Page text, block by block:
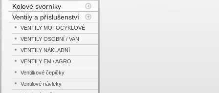
Kolové svorníky
Ventily a příslušenství
VENTILY MOTOCYKLOVÉ
VENTILY OSOBNÍ / VAN
VENTILY NÁKLADNÍ
VENTILY EM / AGRO
Ventilkové čepičky
Ventilové návleky